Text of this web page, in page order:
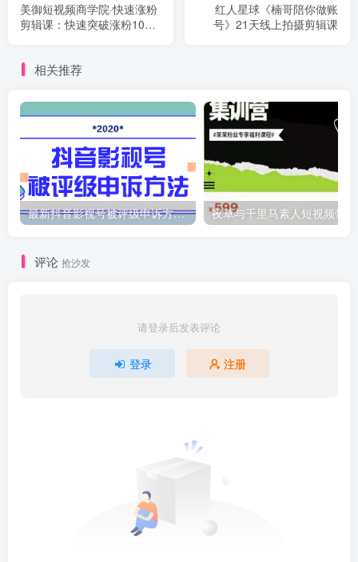
美御短视频商学院·快速涨粉
剪辑课：快速突破涨粉1000
红人星球《楠哥陪你做账
号》21天线上拍摄剪辑课
相关推荐
最新抖音影视号被评级申诉方法视频教程
评论 抢沙发
请登录后发表评论
登录 注册